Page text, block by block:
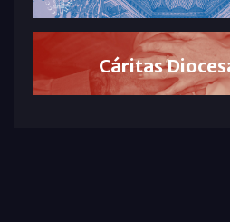
Cáritas